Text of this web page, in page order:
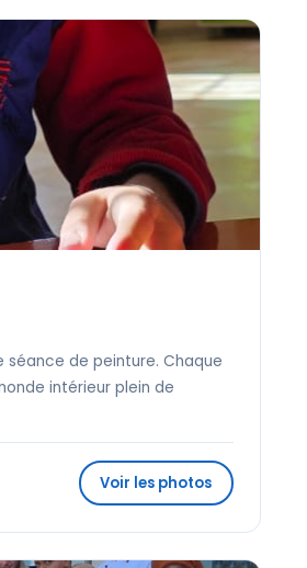
séance de peinture. Chaque
intérieur plein de
Voir les photos